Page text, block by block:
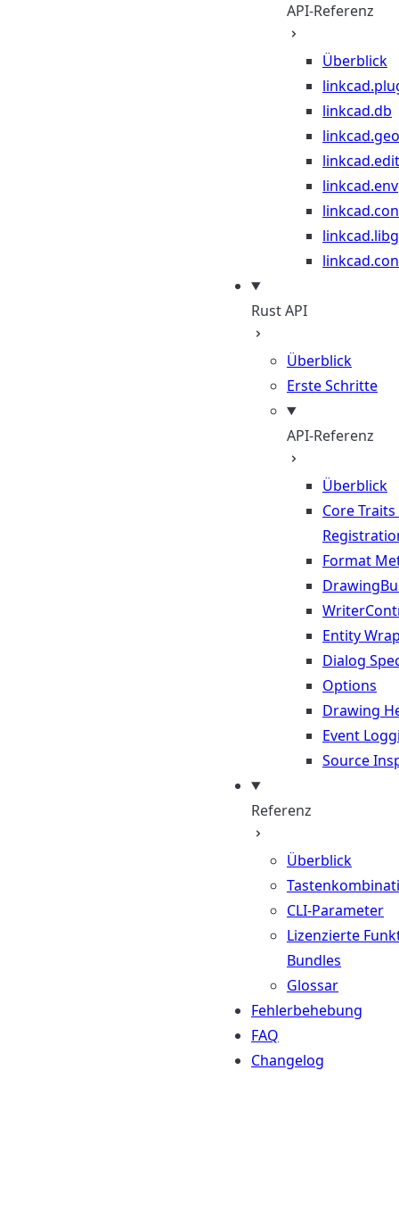
API-Referenz
Überblick
linkcad.db
linkcad.edit
linkcad.env
Rust API
Überblick
Erste Schritte
API-Referenz
Überblick
Core
Format
Entity
Dialog
Options
Drawing
Event
Source
Referenz
Überblick
CLI-Parameter
Lizenzierte
Bundles
Glossar
Fehlerbehebung
FAQ
Changelog